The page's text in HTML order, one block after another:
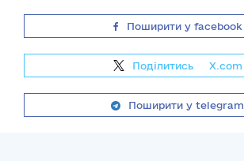
Поширити у facebook
Поділитись X.com
Поширити у telegram